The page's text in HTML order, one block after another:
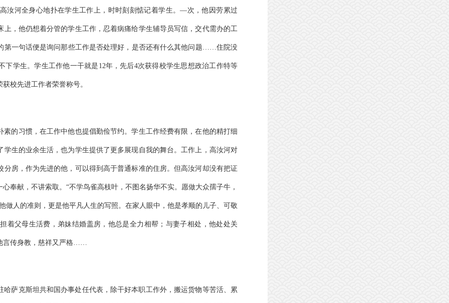
河全身心地扑在学生工作上，时时刻刻惦记着学生。—次，他因劳累过
，他仍想着分管的学生工作，忍着病痛给学生辅导员写信，交代需办的工
第一句话便是询问那些工作是否处理好，是否还有什么其他问题……住院没
下学生。学生工作他一干就是12年，先后4次获得校学生思想政治工作特等
校先进工作者荣誉称号。
的习惯，在工作中他也提倡勤俭节约。学生工作经费有限，在他的精打细
生的业余生活，也为学生提供了更多展现自我的舞台。工作上，高汝河对
房，作为先进的他，可以得到高于普通标准的住房。但高汝河却没有把证
奉献，不讲索取。“不学鸟雀高枝叶，不图名扬华不实。愿做大众孺子牛，
做人的准则，更是他平凡人生的写照。在家人眼中，他是孝顺的儿子、可敬
着父母生活费，弟妹结婚盖房，他总是全力相帮；与妻子相处，他处处关
言传身教，慈祥又严格……
哈萨克斯坦共和国办事处任代表，除干好本职工作外，搬运货物等苦活、累